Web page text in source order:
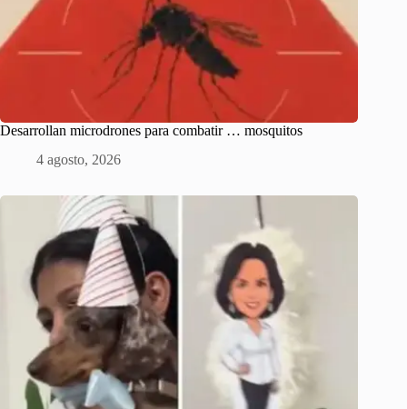
Desarrollan microdrones para combatir … mosquitos
4 agosto, 2026